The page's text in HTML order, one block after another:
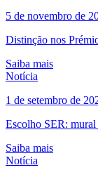
5 de novembro de
Distinção nos
Saiba mais
Notícia
1 de setembro de
Escolho SER:
Saiba mais
Notícia